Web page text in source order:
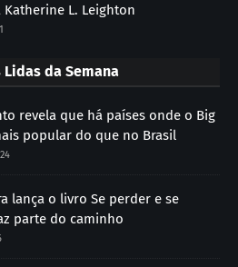
Katherine L. Leighton
Lidas da Semana
revela que há países onde o Big
popular do que no Brasil
lança o livro Se perder e se
parte do caminho